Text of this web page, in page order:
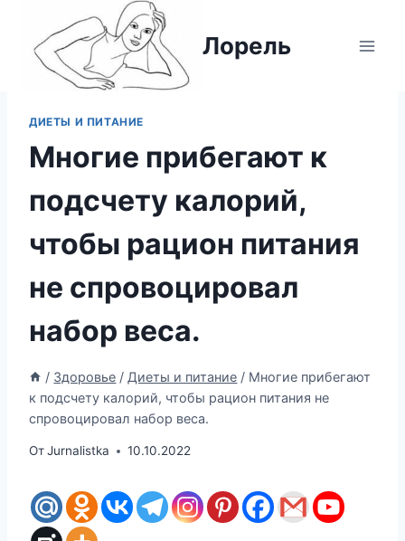
содержимому
Лорель
ДИЕТЫ И ПИТАНИЕ
Многие прибегают к
подсчету калорий,
чтобы рацион питания
не спровоцировал
набор веса.
/ Здоровье / Диеты и питание / Многие прибегают
к подсчету калорий, чтобы рацион питания не
спровоцировал набор веса.
ОтJurnalistka 10.10.2022